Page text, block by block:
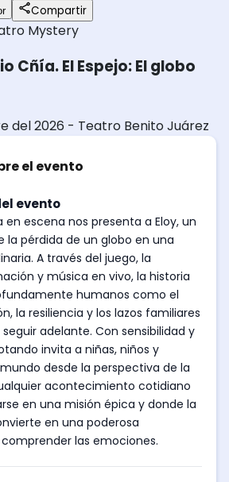
Compartir
Mystery
Cñía. El Espejo: El globo
del 2026 - Teatro Benito Juárez
el evento
evento
en escena nos presenta a Eloy, un
la pérdida de un globo en una
A través del juego, la
y música en vivo, la historia
humanos como el
la resiliencia y los lazos familiares
adelante. Con sensibilidad y
invita a niñas, niños y
desde la perspectiva de la
acontecimiento cotidiano
en una misión épica y donde la
en una poderosa
las emociones.